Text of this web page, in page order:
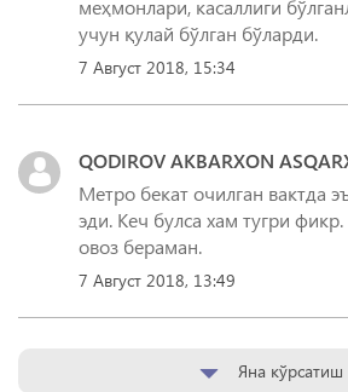
меҳмонлари, касаллиги
учун қулай бўлган бўларди.
7 Август 2018, 15:34
QODIROV AKBARXON
Метро бекат очилган вактда
эди. Кеч булса хам тугри
овоз бераман.
7 Август 2018, 13:49
Яна кўрсатиш